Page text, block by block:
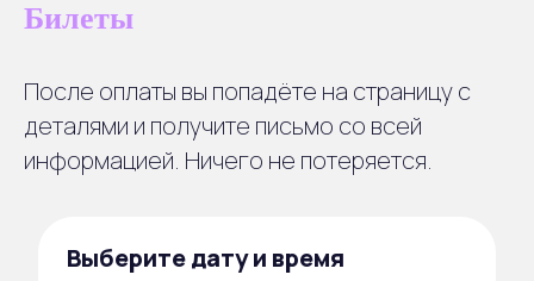
Билеты
После оплаты вы попадёте на страницу с
деталями и получите письмо со всей
информацией. Ничего не потеряется.
Выберите дату и время